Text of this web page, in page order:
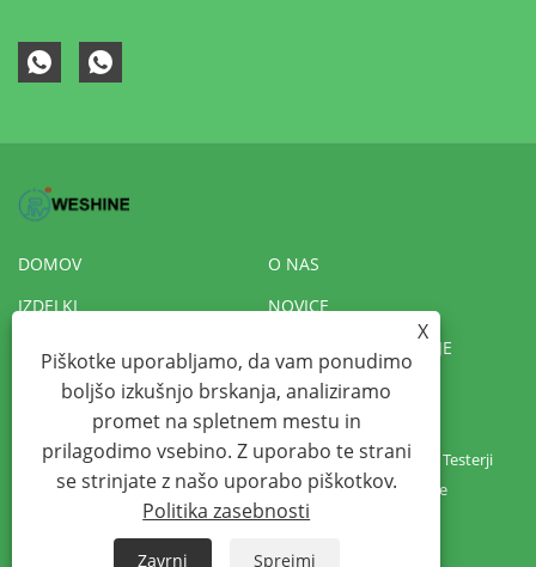
DOMOV
O NAS
IZDELKI
NOVICE
PRENESI
POŠLJI POVPRAŠEVANJE
KONTAKTIRAJTE NAS
VR
Copyright © 2022 Weshine Electric Manufacturing Co., Ltd. - Testerji
transformatorjev, Hipot testerji, Testerji izolacije - Vse pravice
RSS Politika zasebnosti
X
Piškotke uporabljamo, da vam ponudimo
boljšo izkušnjo brskanja, analiziramo
promet na spletnem mestu in
prilagodimo vsebino. Z uporabo te strani
se strinjate z našo uporabo piškotkov.
Politika zasebnosti
Zavrni Sprejmi